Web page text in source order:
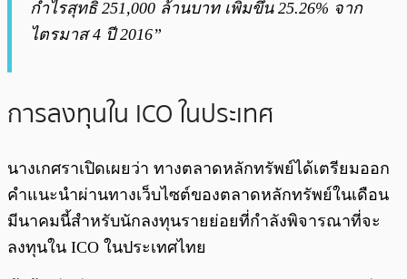
กำไรสุทธิ 251,000 ล้านบาท เพิ่มขึ้น 25.26% จาก
ไตรมาส 4 ปี 2016”
การลงทุนใน ICO ในประเทศ
นางเกศราเปิดเผยว่า ทางตลาดหลักทรัพย์ได้เตรียมออก
คำแนะนำผ่านทางเว็บไซต์ของตลาดหลักทรัพย์ในเดือน
มีนาคมนี้สำหรับนักลงทุนรายย่อยที่กำลังพิจารณาที่จะ
ลงทุนใน ICO ในประเทศไทย